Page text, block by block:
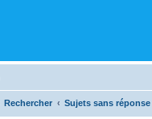
Rechercher Sujets sans réponse